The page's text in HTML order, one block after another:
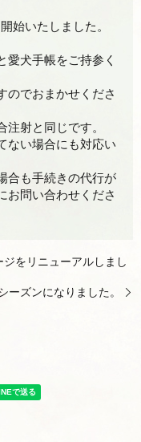
始いたしました。
愛犬手帳をご持参く
のでおまかせくださ
射と同じです。
ない場合にも対応い
合も手続きの代行が
お問い合わせくださ
をリニューアルしまし
ーズンになりました。